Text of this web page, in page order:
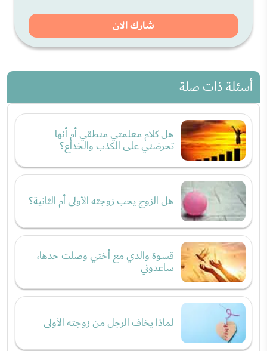
شارك الان
أسئلة ذات صلة
هل كلام معلمتي منطقي أم أنها
تحرضني على الكذب والخداع؟
هل الزوج يحب زوجته الأولى أم الثانية؟
قسوة والدي مع أختي وصلت حدها،
ساعدوني
لماذا يخاف الرجل من زوجته الأولى